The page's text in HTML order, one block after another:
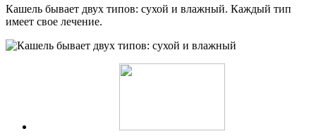
Кашель бывает двух типов: сухой и влажный. Каждый тип
имеет свое лечение.